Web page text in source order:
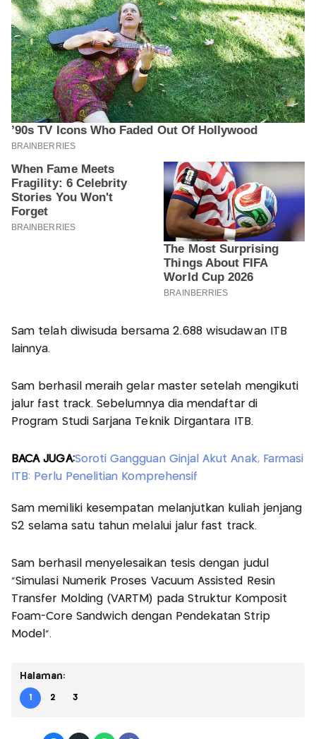
Sam telah diwisuda bersama 2.688 wisudawan ITB
lainnya.
Sam berhasil meraih gelar master setelah mengikuti
jalur fast track. Sebelumnya dia mendaftar di
Program Studi Sarjana Teknik Dirgantara ITB.
BACA JUGA:Soroti Gangguan Ginjal Akut Anak, Farmasi
ITB: Perlu Penelitian Komprehensif
Sam memiliki kesempatan melanjutkan kuliah jenjang
S2 selama satu tahun melalui jalur fast track.
Sam berhasil menyelesaikan tesis dengan judul
“Simulasi Numerik Proses Vacuum Assisted Resin
Transfer Molding (VARTM) pada Struktur Komposit
Foam-Core Sandwich dengan Pendekatan Strip
Model”.
Halaman:
1 2 3